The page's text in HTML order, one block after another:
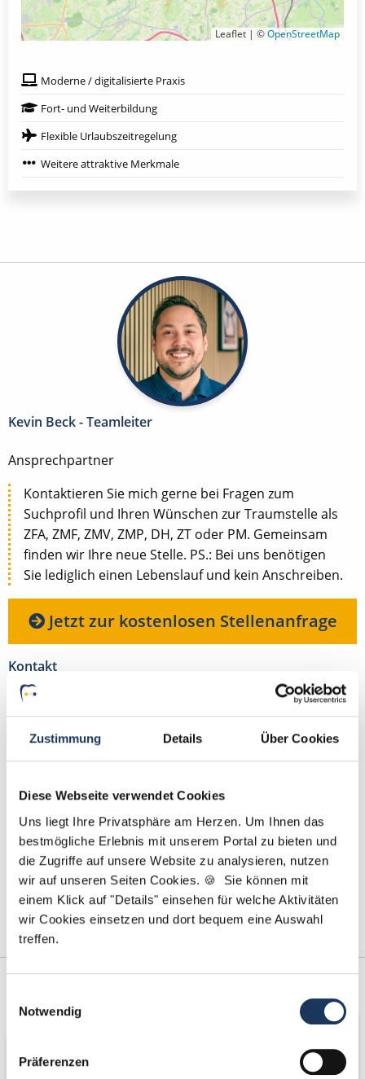
Zustimmung Details Über Cookies
Diese Webseite verwendet Cookies
Uns liegt Ihre Privatsphäre am Herzen. Um Ihnen das
bestmögliche Erlebnis mit unserem Portal zu bieten und
die Zugriffe auf unsere Website zu analysieren, nutzen
wir auf unseren Seiten Cookies. 🍪 Sie können mit
einem Klick auf "Details" einsehen für welche Aktivitäten
wir Cookies einsetzen und dort bequem eine Auswahl
treffen.
Notwendig
Präferenzen
Leaflet | ©OpenStreetMap
Moderne / digitalisierte Praxis
Fort- und Weiterbildung
Flexible Urlaubszeitregelung
Weitere attraktive Merkmale
Kevin Beck - Teamleiter
Ansprechpartner
Kontaktieren Sie mich gerne bei Fragen zum
Suchprofil und Ihren Wünschen zur Traumstelle als
ZFA, ZMF, ZMV, ZMP, DH, ZT oder PM. Gemeinsam
finden wir Ihre neue Stelle. PS.: Bei uns benötigen
Sie lediglich einen Lebenslauf und kein Anschreiben.
Jetzt zur kostenlosen Stellenanfrage
Kontakt
Tel.: +49 (0) 521 / 911 730 44
bewerbung@dzas.de
Partner